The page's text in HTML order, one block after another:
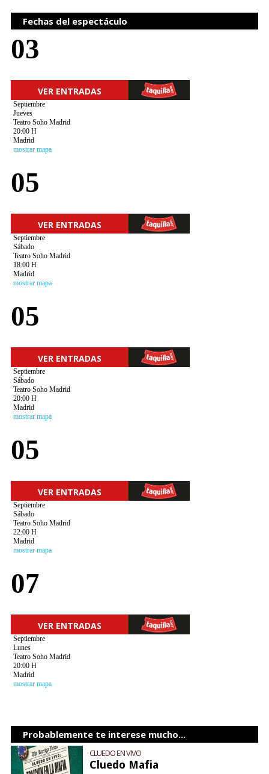
Fechas del espectáculo
03
VER ENTRADAS
Septiembre
Jueves
Teatro Soho Madrid
20:00 H
Madrid
mostrar mapa
05
VER ENTRADAS
Septiembre
Sábado
Teatro Soho Madrid
18:00 H
Madrid
mostrar mapa
05
VER ENTRADAS
Septiembre
Sábado
Teatro Soho Madrid
20:00 H
Madrid
mostrar mapa
05
VER ENTRADAS
Septiembre
Sábado
Teatro Soho Madrid
22:00 H
Madrid
mostrar mapa
07
VER ENTRADAS
Septiembre
Lunes
Teatro Soho Madrid
20:00 H
Madrid
mostrar mapa
Probablemente te interese mucho...
CLUEDO EN VIVO
Cluedo Mafia